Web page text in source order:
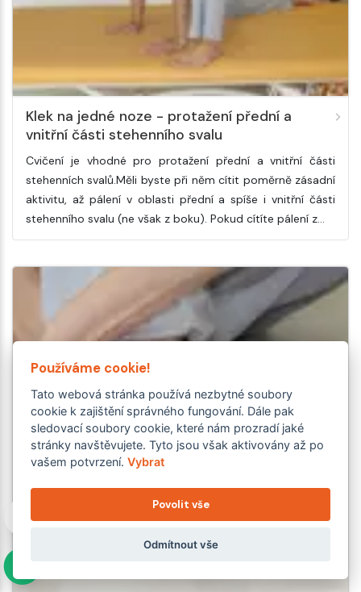
Klek na jedné noze - protažení přední a
vnitřní části stehenního svalu
Cvičení je vhodné pro protažení přední a vnitřní části
stehenních svalů.Měli byste při něm cítit poměrně zásadní
aktivitu, až pálení v oblasti přední a spíše i vnitřní části
stehenního svalu (ne však z boku). Pokud cítíte pálení z…
Používáme cookie!
Tato webová stránka používá nezbytné soubory
cookie k zajištění správného fungování. Dále pak
sledovací soubory cookie, které nám prozradí jaké
stránky navštěvujete. Tyto jsou však aktivovány až po
vašem potvrzení.Vybrat
Povolit vše
Odmítnout vše